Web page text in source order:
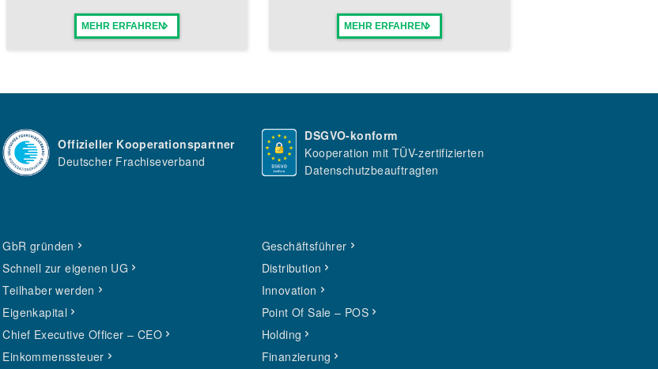
MEHR ERFAHREN MEHR ERFAHREN
Offizieller Kooperationspartner
Deutscher Frachiseverband
DSGVO-konform
Kooperation mit TÜV-zertifizierten
Datenschutzbeauftragten
GbR gründen
Schnell zur eigenen UG
Teilhaber werden
Eigenkapital
Chief Executive Officer – CEO
Einkommenssteuer
Geschäftsführer
Distribution
Innovation
Point Of Sale – POS
Holding
Finanzierung